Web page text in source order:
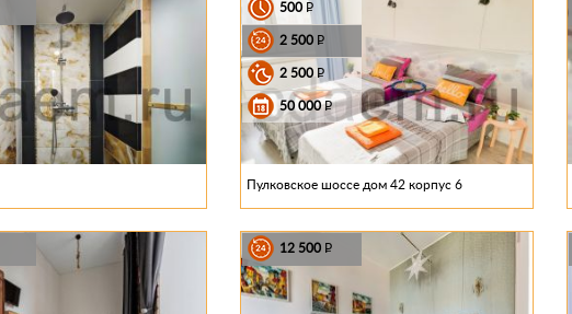
Пулковское шоссе дом 42 корпус 6
500 P
2 500 P
2 500 P
50 000P
2 500
12 500 P